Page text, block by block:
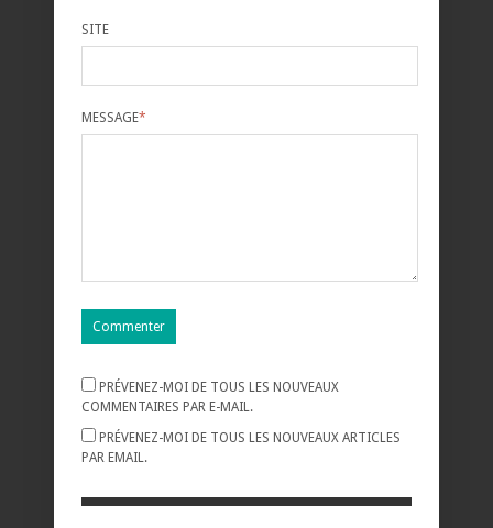
SITE
MESSAGE*
PRÉVENEZ-MOI DE TOUS LES NOUVEAUX
COMMENTAIRES PAR E-MAIL.
PRÉVENEZ-MOI DE TOUS LES NOUVEAUX ARTICLES
PAR EMAIL.